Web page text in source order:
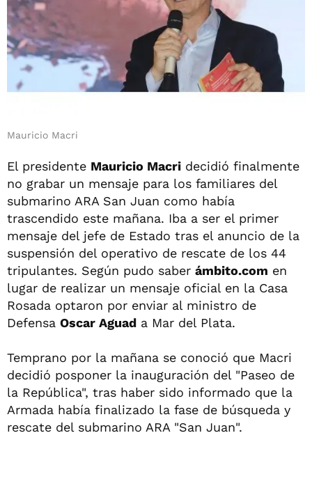
Mauricio Macri
El presidente Mauricio Macri decidió finalmente
no grabar un mensaje para los familiares del
submarino ARA San Juan como había
trascendido este mañana. Iba a ser el primer
mensaje del jefe de Estado tras el anuncio de la
suspensión del operativo de rescate de los 44
tripulantes. Según pudo saber ámbito.com en
lugar de realizar un mensaje oficial en la Casa
Rosada optaron por enviar al ministro de
Defensa Oscar Aguad a Mar del Plata.
Temprano por la mañana se conoció que Macri
decidió posponer la inauguración del "Paseo de
la República", tras haber sido informado que la
Armada había finalizado la fase de búsqueda y
rescate del submarino ARA "San Juan".